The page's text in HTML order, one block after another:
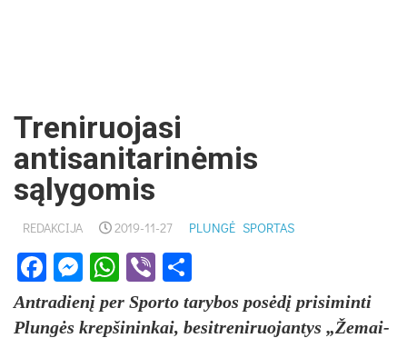
Treniruojasi
antisanitarinėmis
sąlygomis
REDAKCIJA 2019-11-27 PLUNGĖ SPORTAS
Facebook
Messenger
WhatsApp
Viber
Ant­ra­die­nį per Spor­to ta­ry­bos po­sė­dį pri­si­min­ti
Plun­gės krep­ši­nin­kai, be­si­tre­ni­ruo­jan­tys „Že­mai­